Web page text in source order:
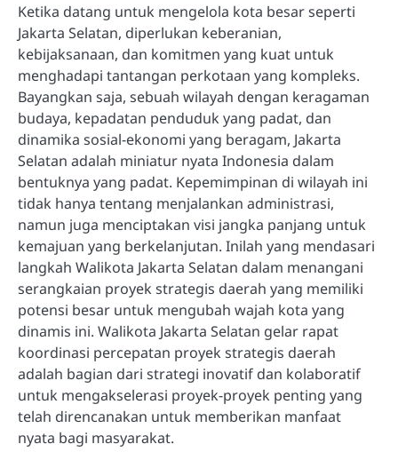
Ketika datang untuk mengelola kota besar seperti
Jakarta Selatan, diperlukan keberanian,
kebijaksanaan, dan komitmen yang kuat untuk
menghadapi tantangan perkotaan yang kompleks.
Bayangkan saja, sebuah wilayah dengan keragaman
budaya, kepadatan penduduk yang padat, dan
dinamika sosial-ekonomi yang beragam, Jakarta
Selatan adalah miniatur nyata Indonesia dalam
bentuknya yang padat. Kepemimpinan di wilayah ini
tidak hanya tentang menjalankan administrasi,
namun juga menciptakan visi jangka panjang untuk
kemajuan yang berkelanjutan. Inilah yang mendasari
langkah Walikota Jakarta Selatan dalam menangani
serangkaian proyek strategis daerah yang memiliki
potensi besar untuk mengubah wajah kota yang
dinamis ini. Walikota Jakarta Selatan gelar rapat
koordinasi percepatan proyek strategis daerah
adalah bagian dari strategi inovatif dan kolaboratif
untuk mengakselerasi proyek-proyek penting yang
telah direncanakan untuk memberikan manfaat
nyata bagi masyarakat.